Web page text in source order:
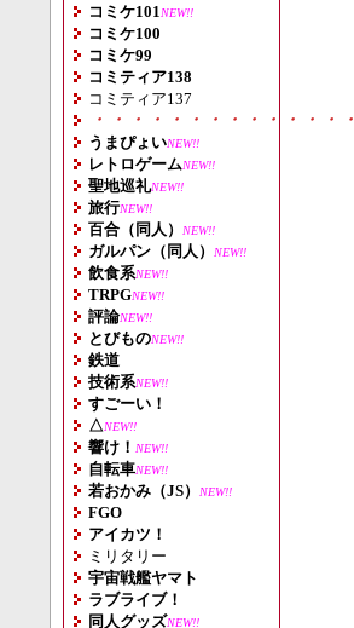
コミケ101 NEW!!
コミケ100
コミケ99
コミティア138
コミティア137
・・・・・・・・・・・・・
うまぴょいNEW!!
レトロゲームNEW!!
聖地巡礼NEW!!
旅行NEW!!
百合（同人） NEW!!
ガルパン（同人） NEW!!
飲食系NEW!!
TRPGNEW!!
評論NEW!!
とびものNEW!!
鉄道
技術系NEW!!
すごーい！
△NEW!!
響け！ NEW!!
自転車NEW!!
若おかみ（JS） NEW!!
FGO
アイカツ！
ミリタリー
宇宙戦艦ヤマト
ラブライブ！
同人グッズNEW!!